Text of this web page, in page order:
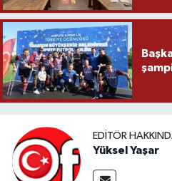
EDITÖR
Yüksel Yaşar